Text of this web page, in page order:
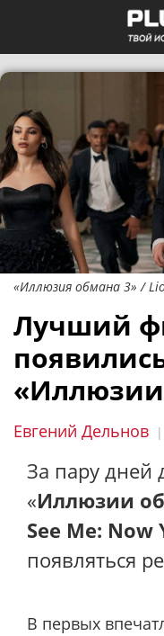
«Иллюзия обмана 3» /
Лучший
Евгений Дельнов |
За пару дней
«Иллюзии
See Me: Now
появляться
В первых